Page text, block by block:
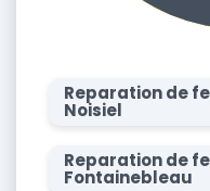
Reparation de
Noisiel
Reparation de
Fontainebleau